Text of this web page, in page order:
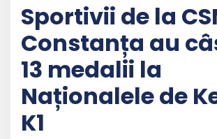
Sportivii de la
Constanța au
13 medalii la
Naționalele de
K1